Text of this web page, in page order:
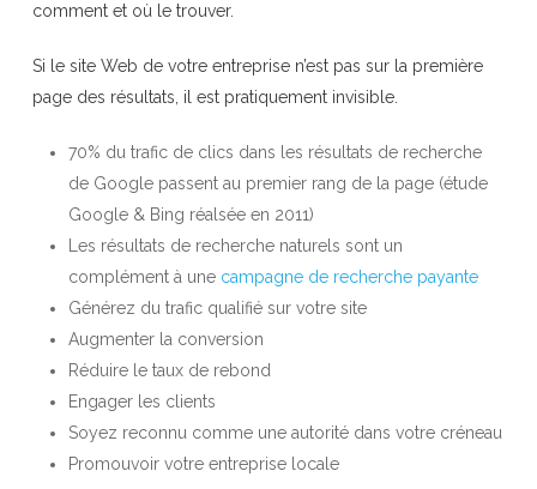
comment et où le trouver.
Si le site Web de votre entreprise n’est pas sur la première
page des résultats, il est pratiquement invisible.
70% du trafic de clics dans les résultats de recherche
de Google passent au premier rang de la page (étude
Google & Bing réalsée en 2011)
Les résultats de recherche naturels sont un
complément à une campagne de recherche payante
Générez du trafic qualifié sur votre site
Augmenter la conversion
Réduire le taux de rebond
Engager les clients
Soyez reconnu comme une autorité dans votre créneau
Promouvoir votre entreprise locale